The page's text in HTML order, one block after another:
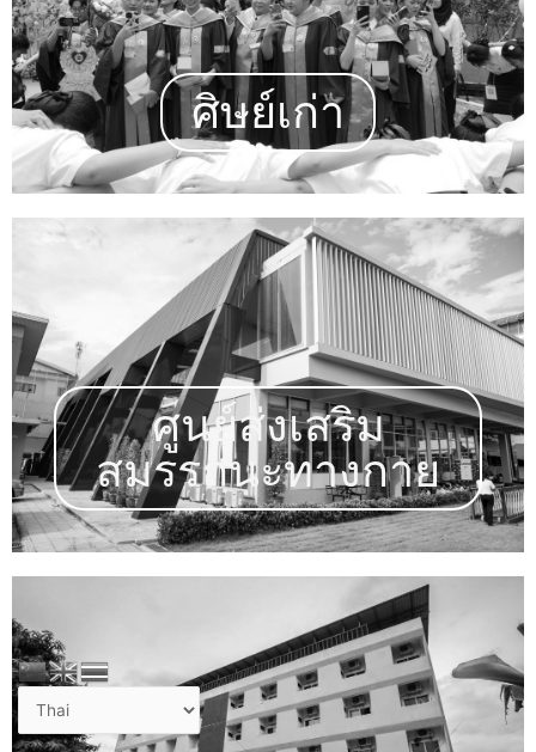
ศิษย์เก่า
ศูนย์ส่งเสริม
สมรรถนะทางกาย